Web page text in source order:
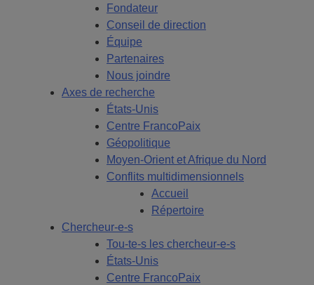
Fondateur
Conseil de direction
Équipe
Partenaires
Nous joindre
Axes de recherche
États-Unis
Centre FrancoPaix
Géopolitique
Moyen-Orient et Afrique du Nord
Conflits multidimensionnels
Accueil
Répertoire
Chercheur-e-s
Tou-te-s les chercheur-e-s
États-Unis
Centre FrancoPaix